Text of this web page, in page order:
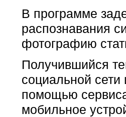
В программе
распознавания
фотографию
Получившийся
социальной
помощью
мобильное